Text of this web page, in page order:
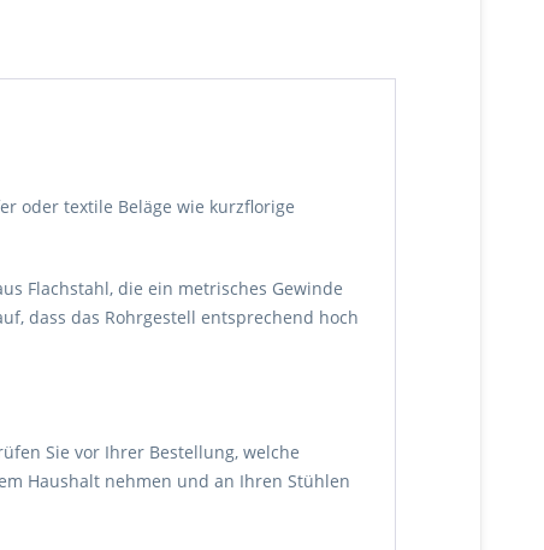
oder textile Beläge wie kurzflorige
Flachstahl, die ein metrisches Gewinde
dass das Rohrgestell entsprechend hoch
Sie vor Ihrer Bestellung, welche
Haushalt nehmen und an Ihren Stühlen